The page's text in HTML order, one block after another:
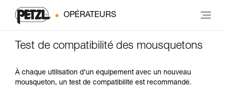
OPÉRATEURS
Test de compatibilité des mousquetons
À chaque utilisation d’un équipement avec un nouveau
mousqueton, un test de compatibilité est recommandé.